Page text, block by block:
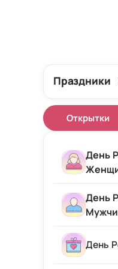
Праздники
Открытки
День
Женщине
Подруге
Девушке
День
Мужчине
День